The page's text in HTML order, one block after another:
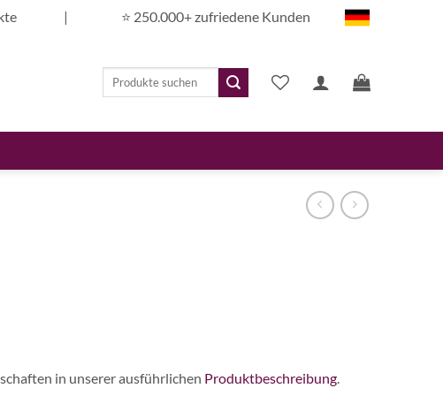
| ⭐️ 250.000+ zufriedene Kunden
Suchen
in unserer ausführlichen Produktbeschreibung